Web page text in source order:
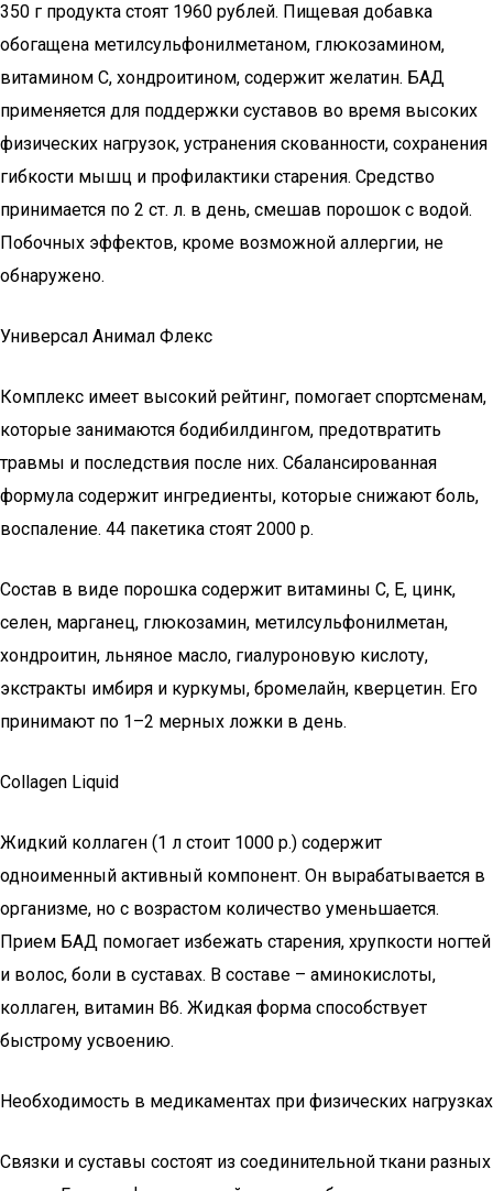
350 г продукта стоят 1960 рублей. Пищевая добавка
обогащена метилсульфонилметаном, глюкозамином,
витамином С, хондроитином, содержит желатин. БАД
применяется для поддержки суставов во время высоких
физических нагрузок, устранения скованности, сохранения
гибкости мышц и профилактики старения. Средство
принимается по 2 ст. л. в день, смешав порошок с водой.
Побочных эффектов, кроме возможной аллергии, не
обнаружено.
Универсал Анимал Флекс
Комплекс имеет высокий рейтинг, помогает спортсменам,
которые занимаются бодибилдингом, предотвратить
травмы и последствия после них. Сбалансированная
формула содержит ингредиенты, которые снижают боль,
воспаление. 44 пакетика стоят 2000 р.
Состав в виде порошка содержит витамины С, Е, цинк,
селен, марганец, глюкозамин, метилсульфонилметан,
хондроитин, льняное масло, гиалуроновую кислоту,
экстракты имбиря и куркумы, бромелайн, кверцетин. Его
принимают по 1–2 мерных ложки в день.
Collagen Liquid
Жидкий коллаген (1 л стоит 1000 р.) содержит
одноименный активный компонент. Он вырабатывается в
организме, но с возрастом количество уменьшается.
Прием БАД помогает избежать старения, хрупкости ногтей
и волос, боли в суставах. В составе – аминокислоты,
коллаген, витамин В6. Жидкая форма способствует
быстрому усвоению.
Необходимость в медикаментах при физических нагрузках
Связки и суставы состоят из соединительной ткани разных